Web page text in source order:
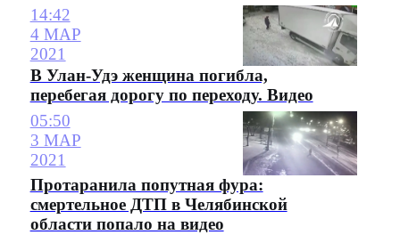
14:42
4 МАР
2021
В Улан-Удэ женщина погибла,
перебегая дорогу по переходу. Видео
05:50
3 МАР
2021
Протаранила попутная фура:
смертельное ДТП в Челябинской
области попало на видео